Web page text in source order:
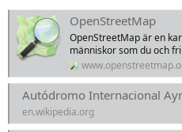
OpenStreetMap
OpenStreetMap är en
människor som du och
Autódromo Internacional
en.wikipedia.org